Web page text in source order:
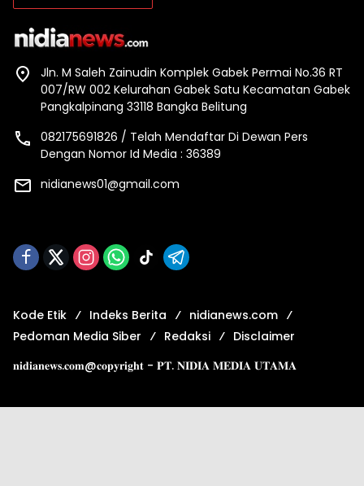
Jln. M Saleh Zainudin Komplek Gabek Permai No.36 RT
007/RW 002 Kelurahan Gabek Satu Kecamatan Gabek
Pangkalpinang 33118 Bangka Belitung
082175691826 / Telah Mendaftar Di Dewan Pers
Dengan Nomor Id Media : 36389
nidianews01@gmail.com
Kode Etik Indeks Berita
nidianews.com
Pedoman Media Siber
Redaksi
Disclaimer
𝐧𝐢𝐝𝐢𝐚𝐧𝐞𝐰𝐬.𝐜𝐨𝐦@𝐜𝐨𝐩𝐲𝐫𝐢𝐠𝐡𝐭 - 𝐏𝐓. 𝐍𝐈𝐃𝐈𝐀 𝐌𝐄𝐃𝐈𝐀 𝐔𝐓𝐀𝐌𝐀